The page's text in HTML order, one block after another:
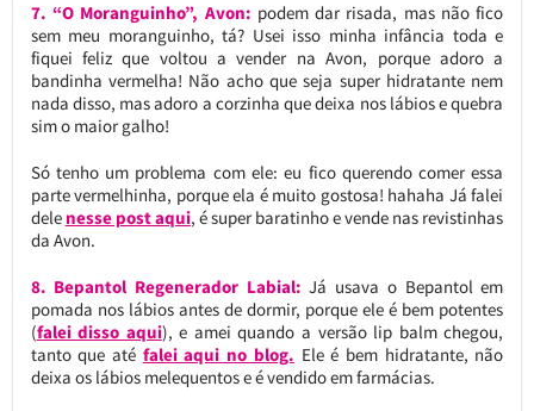
7. “O Moranguinho”, Avon: podem dar risada, mas não fico
sem meu moranguinho, tá? Usei isso minha infância toda e
fiquei feliz que voltou a vender na Avon, porque adoro a
bandinha vermelha! Não acho que seja super hidratante nem
nada disso, mas adoro a corzinha que deixa nos lábios e quebra
sim o maior galho!
Só tenho um problema com ele: eu fico querendo comer essa
parte vermelhinha, porque ela é muito gostosa! hahaha Já falei
dele nesse post aqui, é super baratinho e vende nas revistinhas
da Avon.
8. Bepantol Regenerador Labial: Já usava o Bepantol em
pomada nos lábios antes de dormir, porque ele é bem potentes
(falei disso aqui), e amei quando a versão lip balm chegou,
tanto que até falei aqui no blog. Ele é bem hidratante, não
deixa os lábios melequentos e é vendido em farmácias.